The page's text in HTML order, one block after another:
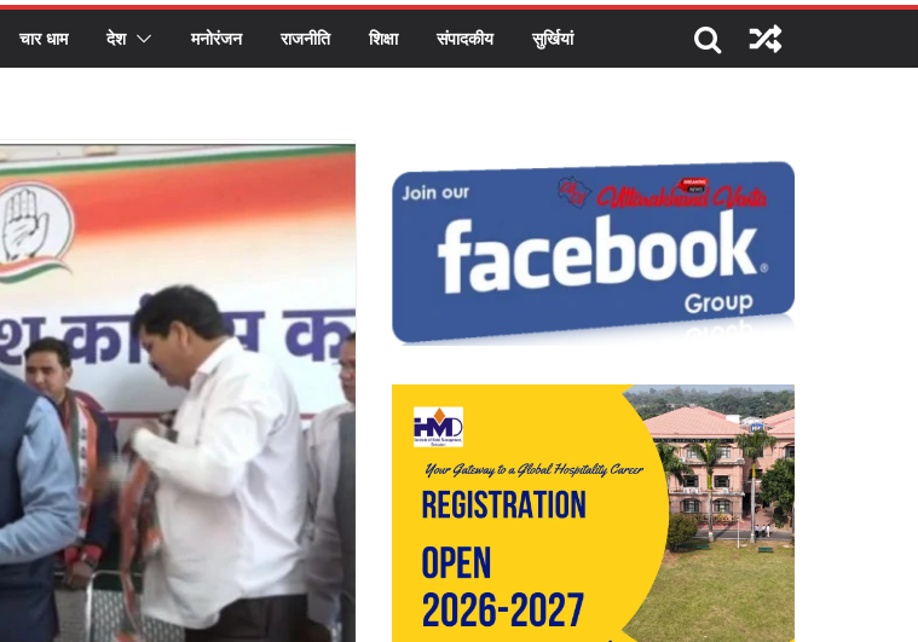
चार धाम देश मनोरंजन राजनीति शिक्षा संपादकीय सुर्खियां